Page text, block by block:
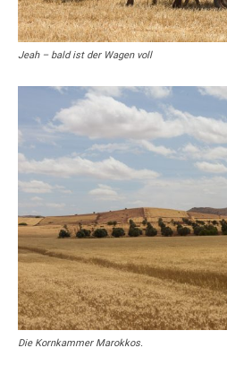
Jeah – bald ist der Wagen voll
Die Kornkammer Marokkos.